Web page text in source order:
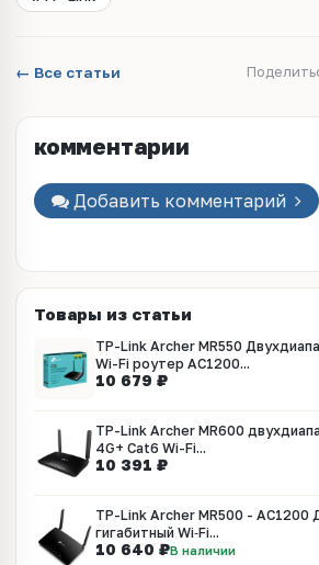
← Все статьи
комментарии
Добавить комментарий
Товары из статьи
TP-Link Archer MR550
Wi-Fi роутер AC1200...
10 679 ₽
TP-Link Archer MR600
4G+ Cat6 Wi-Fi...
10 391 ₽
TP-Link Archer MR500 - AC1200
гигабитный Wi‑Fi...
10 640 ₽В наличии